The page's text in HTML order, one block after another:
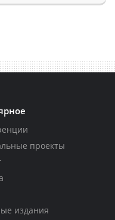
проекты
издания